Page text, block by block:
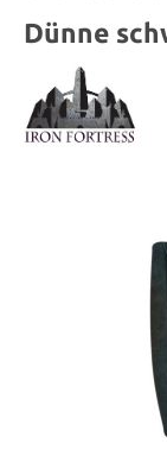
Dünne